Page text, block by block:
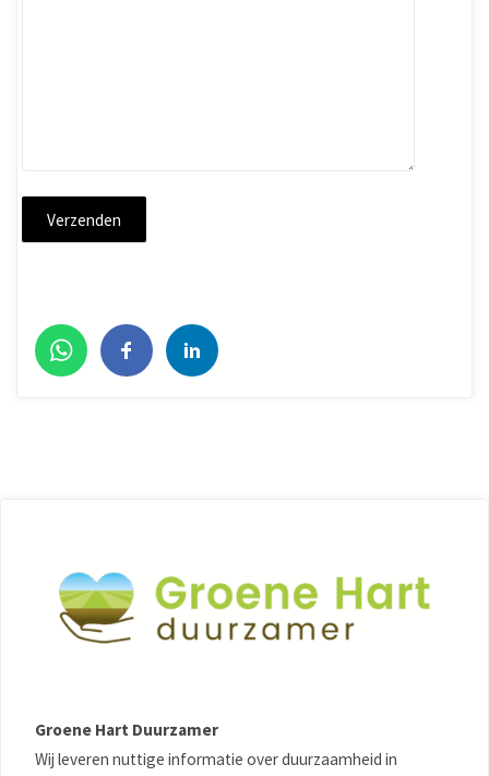
Groene Hart Duurzamer
Wij leveren nuttige informatie over duurzaamheid in